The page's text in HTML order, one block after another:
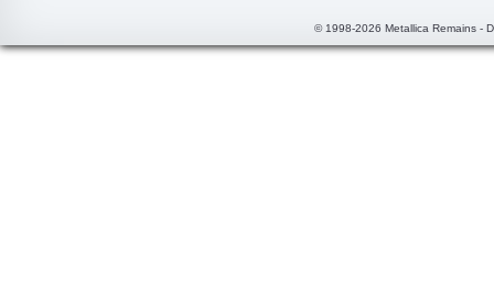
© 1998-2026 Metallica Remains -